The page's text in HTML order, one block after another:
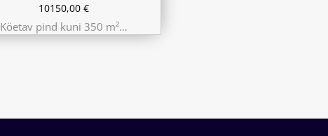
10150,00€
Köetav pind kuni 350 m²…